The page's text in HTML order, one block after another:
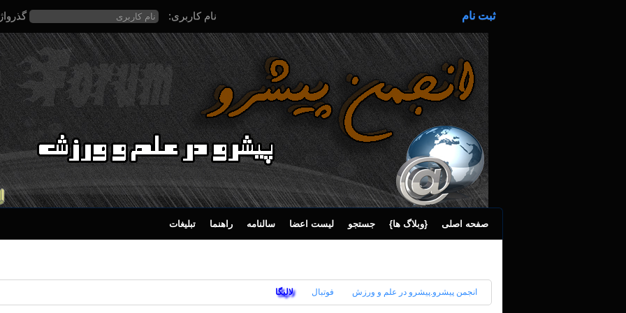
ثبت نام نام کاربری:
صفحه اصلی {وبلاگ ها} جستجو لیست اعضا سالنامه راهنما تبلیغات
انجمن پیشرو.پیشرو در علم و ورزش فوتبال لالیگا